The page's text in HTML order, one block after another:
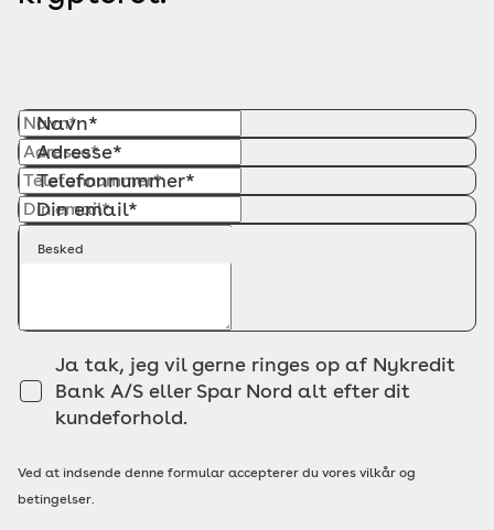
Navn*
Adresse*
Telefonnummer*
Din email*
Besked
Ja tak, jeg vil gerne ringes op af Nykredit
Bank A/S eller Spar Nord alt efter dit
kundeforhold.
Ved at indsende denne formular accepterer du vores vilkår og
betingelser.